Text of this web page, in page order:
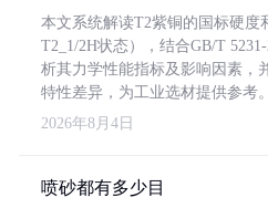
本文系统解读T2紫铜的国标硬度
T2_1/2H状态），结合GB/T
析其力学性能指标及影响因素，
特性差异，为工业选材提供参考。
2026年8月4日
喷砂都有多少目